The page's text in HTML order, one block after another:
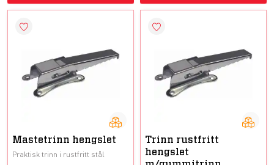
Mastetrinn hengslet
Praktisk trinn i rustfritt stål
Trinn rustfritt
hengslet